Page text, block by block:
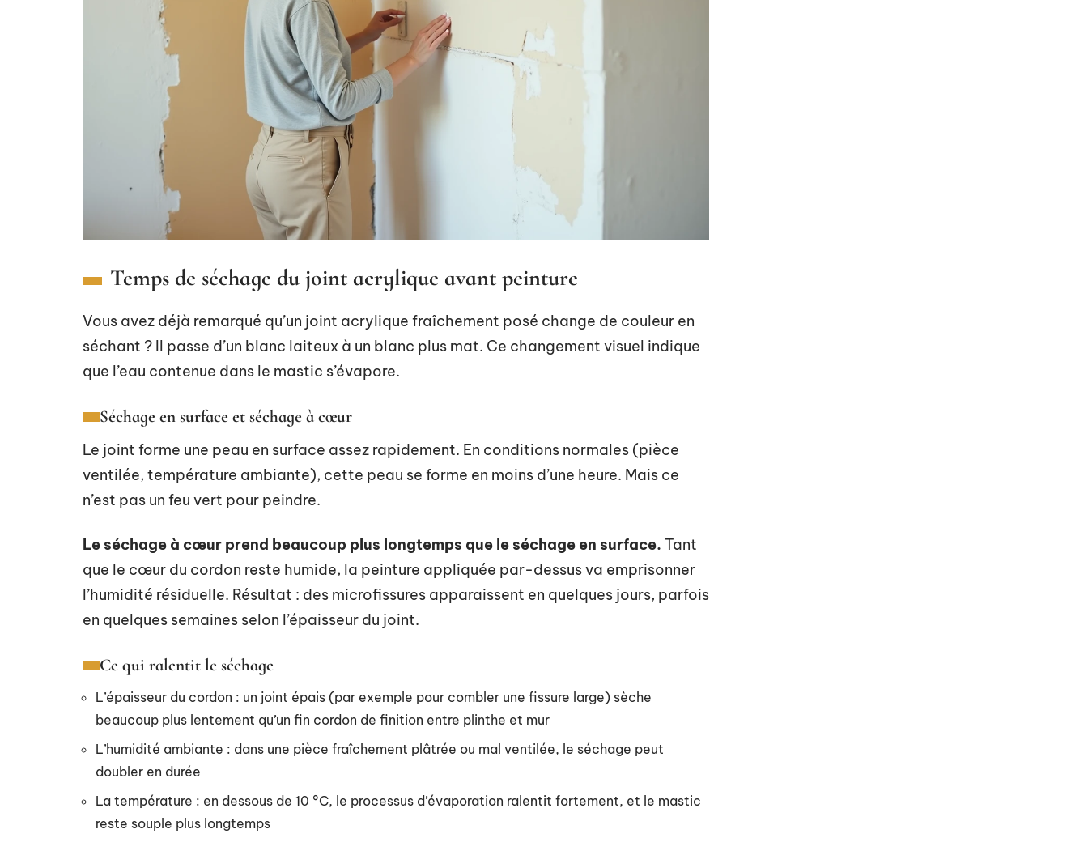
Temps de séchage du joint acrylique avant peinture
Vous avez déjà remarqué qu’un joint acrylique fraîchement posé change de couleur en
séchant ? Il passe d’un blanc laiteux à un blanc plus mat. Ce changement visuel indique
que l’eau contenue dans le mastic s’évapore.
Séchage en surface et séchage à cœur
Le joint forme une peau en surface assez rapidement. En conditions normales (pièce
ventilée, température ambiante), cette peau se forme en moins d’une heure. Mais ce
n’est pas un feu vert pour peindre.
Le séchage à cœur prend beaucoup plus longtemps que le séchage en surface. Tant
que le cœur du cordon reste humide, la peinture appliquée par-dessus va emprisonner
l’humidité résiduelle. Résultat : des microfissures apparaissent en quelques jours, parfois
en quelques semaines selon l’épaisseur du joint.
Ce qui ralentit le séchage
L’épaisseur du cordon : un joint épais (par exemple pour combler une fissure large) sèche
beaucoup plus lentement qu’un fin cordon de finition entre plinthe et mur
L’humidité ambiante : dans une pièce fraîchement plâtrée ou mal ventilée, le séchage peut
doubler en durée
La température : en dessous de 10 °C, le processus d’évaporation ralentit fortement, et le mastic
reste souple plus longtemps